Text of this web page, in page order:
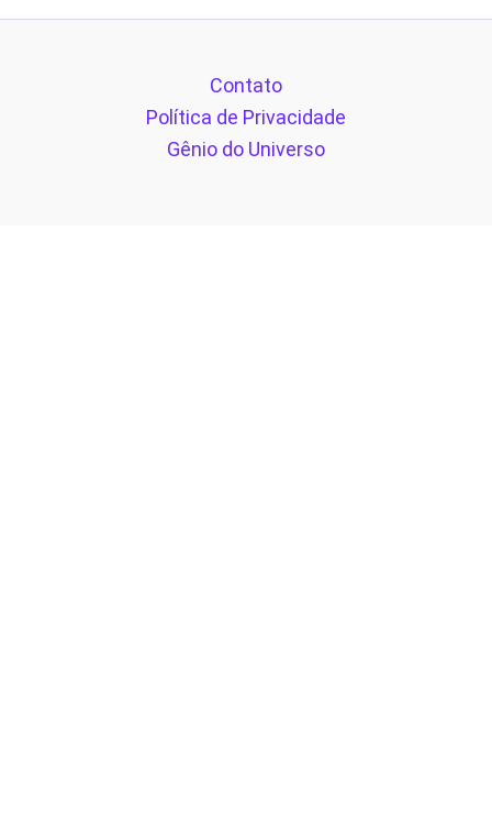
Contato
Política de Privacidade
Gênio do Universo